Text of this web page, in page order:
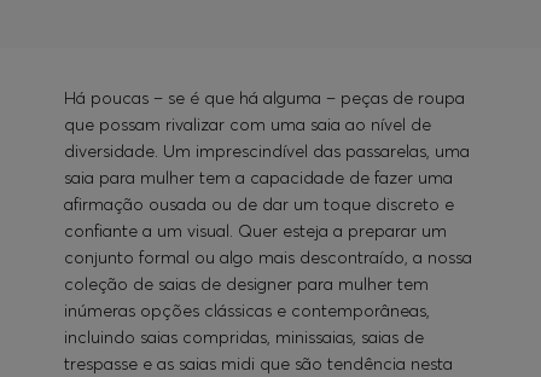
Há poucas – se é que há alguma – peças de roupa
que possam rivalizar com uma saia ao nível de
diversidade. Um imprescindível das passarelas, uma
saia para mulher tem a capacidade de fazer uma
afirmação ousada ou de dar um toque discreto e
confiante a um visual. Quer esteja a preparar um
conjunto formal ou algo mais descontraído, a nossa
coleção de saias de designer para mulher tem
inúmeras opções clássicas e contemporâneas,
incluindo saias compridas, minissaias, saias de
trespasse e as saias midi que são tendência nesta